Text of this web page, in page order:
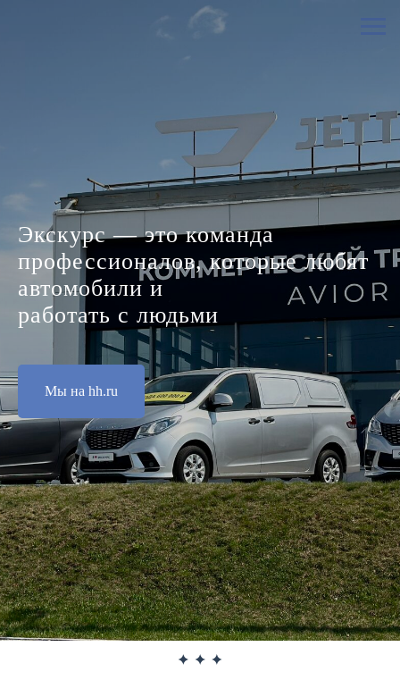
Экскурс — это команда
профессионалов, которые любят
автомобили и
работать с людьми
Мы на hh.ru